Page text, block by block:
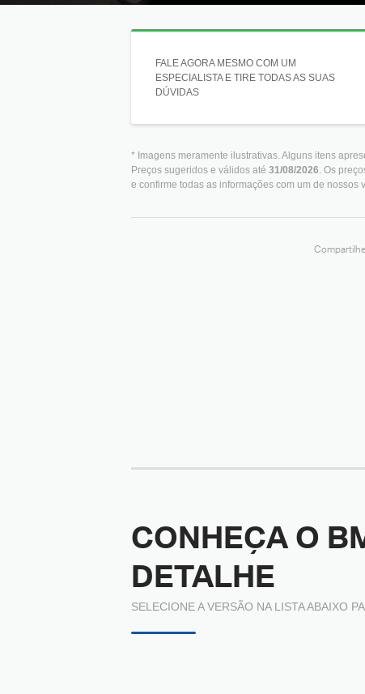
FALE AGORA MESMO COM UM
ESPECIALISTA E TIRE TODAS AS SUAS
DÚVIDAS
* Imagens meramente ilustrativas. Alguns itens
Preços sugeridos e válidos até 31/08/2026. Os
e confirme todas as informações com um de nossos
CONHEÇA O
DETALHE
SELECIONE A VERSÃO NA LISTA ABAIXO